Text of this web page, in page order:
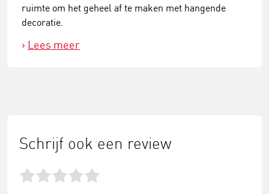
ruimte om het geheel af te maken met hangende
decoratie.
Lees meer
Schrijf ook een review